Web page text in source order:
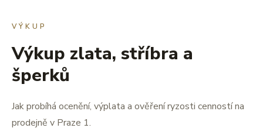
VÝKUP
Výkup zlata, stříbra a
šperků
Jak probíhá ocenění, výplata a ověření ryzosti cenností na
prodejně v Praze 1.